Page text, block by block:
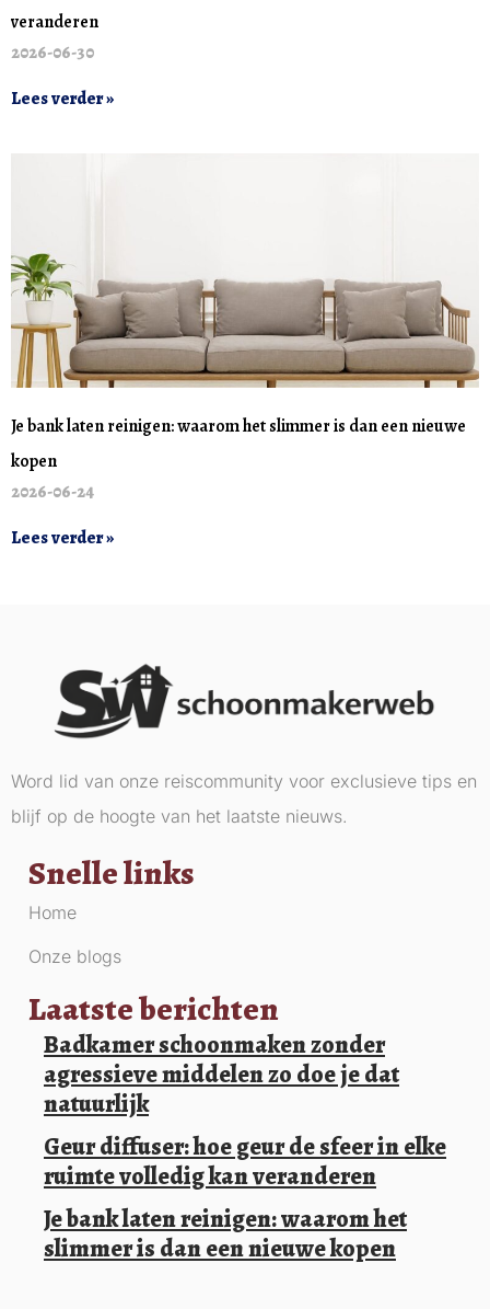
veranderen
2026-06-30
Lees verder »
Je bank laten reinigen: waarom het slimmer is dan een nieuwe
kopen
2026-06-24
Lees verder »
Word lid van onze reiscommunity voor exclusieve tips en
blijf op de hoogte van het laatste nieuws.
Snelle links
Home
Onze blogs
Laatste berichten
Badkamer schoonmaken zonder
agressieve middelen zo doe je dat
natuurlijk
Geur diffuser: hoe geur de sfeer in elke
ruimte volledig kan veranderen
Je bank laten reinigen: waarom het
slimmer is dan een nieuwe kopen